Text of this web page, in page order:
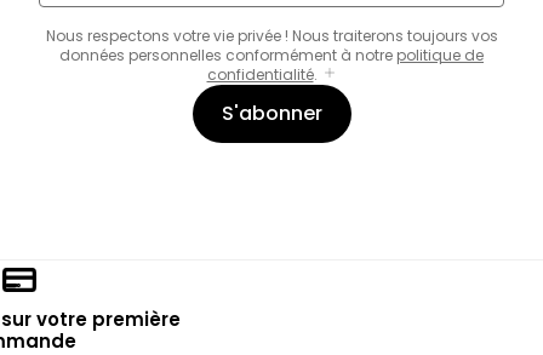
Nous respectons votre vie privée ! Nous traiterons toujours vos
données personnelles conformément à notre politique de
confidentialité.
S'abonner
votre première